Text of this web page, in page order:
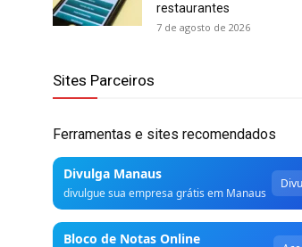
restaurantes
7 de agosto de 2026
Sites Parceiros
Ferramentas e sites recomendados
Divulga Manaus
divulgue sua empresa grátis em Manaus
Bloco de Notas Online